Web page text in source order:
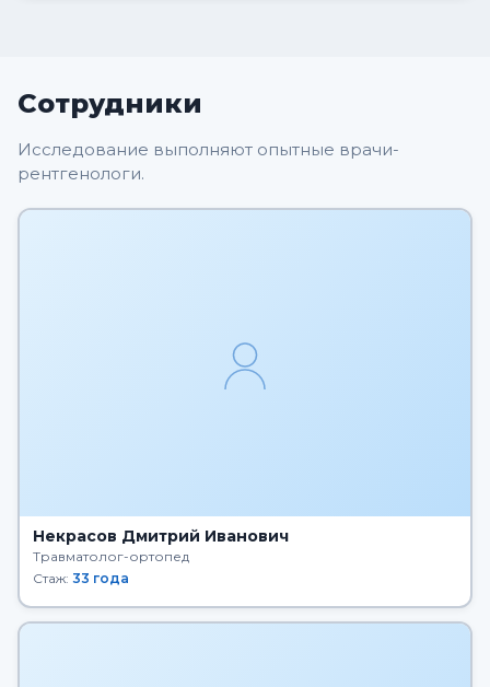
Сотрудники
Исследование выполняют опытные врачи-
рентгенологи.
Некрасов Дмитрий Иванович
Травматолог-ортопед
Стаж: 33 года